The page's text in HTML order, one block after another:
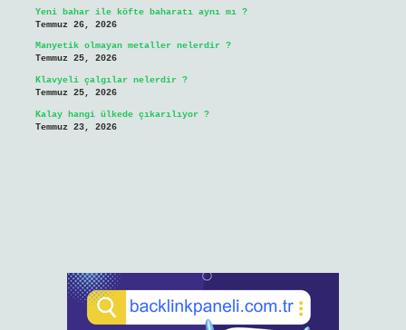
Yeni bahar ile köfte baharatı aynı mı ?
Temmuz 26, 2026
Manyetik olmayan metaller nelerdir ?
Temmuz 25, 2026
Klavyeli çalgılar nelerdir ?
Temmuz 25, 2026
Kalay hangi ülkede çıkarılıyor ?
Temmuz 23, 2026